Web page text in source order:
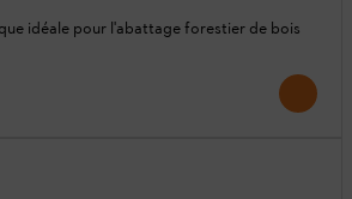
idéale pour l'abattage forestier de bois